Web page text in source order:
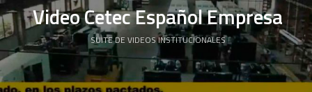
Video Cetec Español Empresa
SUITE DE VIDEOS INSTITUCIONALES